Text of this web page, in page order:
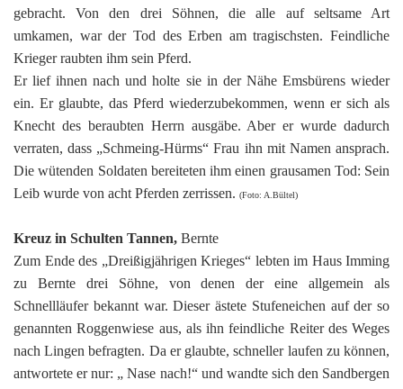
gebracht. Von den drei Söhnen, die alle auf seltsame Art
umkamen, war der Tod des Erben am tragischsten. Feindliche
Krieger raubten ihm sein Pferd.
Er lief ihnen nach und holte sie in der Nähe Emsbürens wieder
ein. Er glaubte, das Pferd wiederzubekommen, wenn er sich als
Knecht des beraubten Herrn ausgäbe. Aber er wurde dadurch
verraten, dass „Schmeing-Hürms“ Frau ihn mit Namen ansprach.
Die wütenden Soldaten bereiteten ihm einen grausamen Tod: Sein
Leib wurde von acht Pferden zerrissen. (Foto: A.Bültel)
Kreuz in Schulten Tannen, Bernte
Zum Ende des „Dreißigjährigen Krieges“ lebten im Haus Imming
zu Bernte drei Söhne, von denen der eine allgemein als
Schnellläufer bekannt war. Dieser ästete Stufeneichen auf der so
genannten Roggenwiese aus, als ihn feindliche Reiter des Weges
nach Lingen befragten. Da er glaubte, schneller laufen zu können,
antwortete er nur: „ Nase nach!“ und wandte sich den Sandbergen